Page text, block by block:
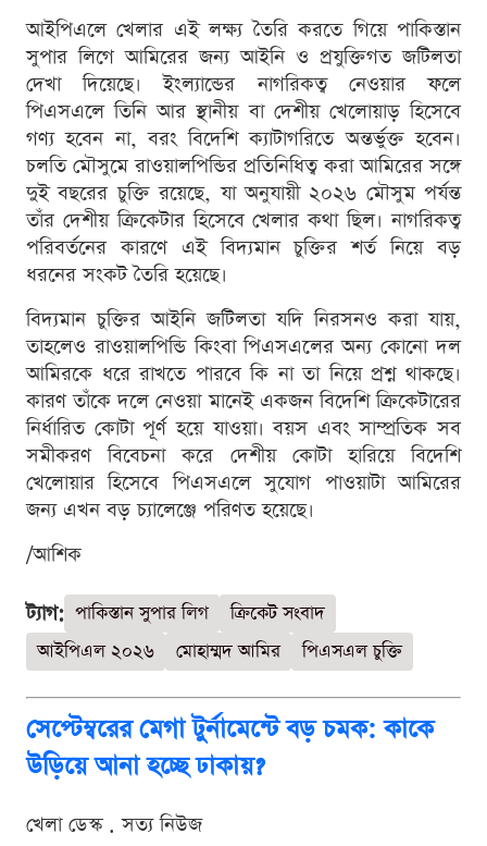
আইপিএলে খেলার এই লক্ষ্য তৈরি করতে গিয়ে পাকিস্তান
সুপার লিগে আমিরের জন্য আইনি ও প্রযুক্তিগত জটিলতা
দেখা দিয়েছে। ইংল্যান্ডের নাগরিকত্ব নেওয়ার ফলে
পিএসএলে তিনি আর স্থানীয় বা দেশীয় খেলোয়াড় হিসেবে
গণ্য হবেন না, বরং বিদেশি ক্যাটাগরিতে অন্তর্ভুক্ত হবেন।
চলতি মৌসুমে রাওয়ালপিন্ডির প্রতিনিধিত্ব করা আমিরের সঙ্গে
দুই বছরের চুক্তি রয়েছে, যা অনুযায়ী ২০২৬ মৌসুম পর্যন্ত
তাঁর দেশীয় ক্রিকেটার হিসেবে খেলার কথা ছিল। নাগরিকত্ব
পরিবর্তনের কারণে এই বিদ্যমান চুক্তির শর্ত নিয়ে বড়
ধরনের সংকট তৈরি হয়েছে।
বিদ্যমান চুক্তির আইনি জটিলতা যদি নিরসনও করা যায়,
তাহলেও রাওয়ালপিন্ডি কিংবা পিএসএলের অন্য কোনো দল
আমিরকে ধরে রাখতে পারবে কি না তা নিয়ে প্রশ্ন থাকছে।
কারণ তাঁকে দলে নেওয়া মানেই একজন বিদেশি ক্রিকেটারের
নির্ধারিত কোটা পূর্ণ হয়ে যাওয়া। বয়স এবং সাম্প্রতিক সব
সমীকরণ বিবেচনা করে দেশীয় কোটা হারিয়ে বিদেশি
খেলোয়ার হিসেবে পিএসএলে সুযোগ পাওয়াটা আমিরের
জন্য এখন বড় চ্যালেঞ্জে পরিণত হয়েছে।
/আশিক
ট্যাগ: পাকিস্তান সুপার লিগ
ক্রিকেট সংবাদ
আইপিএল ২০২৬
মোহাম্মদ আমির পিএসএল চুক্তি
সেপ্টেম্বরের মেগা টুর্নামেন্টে বড় চমক: কাকে
উড়িয়ে আনা হচ্ছে ঢাকায়?
খেলা ডেস্ক . সত্য নিউজ